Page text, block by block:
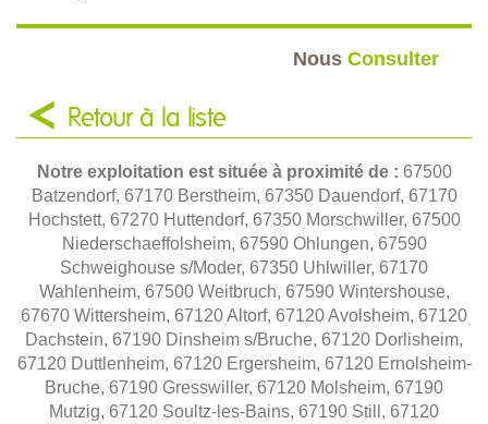
Nous Consulter
Retour à la liste
Notre exploitation est située à proximité de : 67500
Batzendorf, 67170 Berstheim, 67350 Dauendorf, 67170
Hochstett, 67270 Huttendorf, 67350 Morschwiller, 67500
Niederschaeffolsheim, 67590 Ohlungen, 67590
Schweighouse s/Moder, 67350 Uhlwiller, 67170
Wahlenheim, 67500 Weitbruch, 67590 Wintershouse,
67670 Wittersheim, 67120 Altorf, 67120 Avolsheim, 67120
Dachstein, 67190 Dinsheim s/Bruche, 67120 Dorlisheim,
67120 Duttlenheim, 67120 Ergersheim, 67120 Ernolsheim-
Bruche, 67190 Gresswiller, 67120 Molsheim, 67190
Mutzig, 67120 Soultz-les-Bains, 67190 Still, 67120